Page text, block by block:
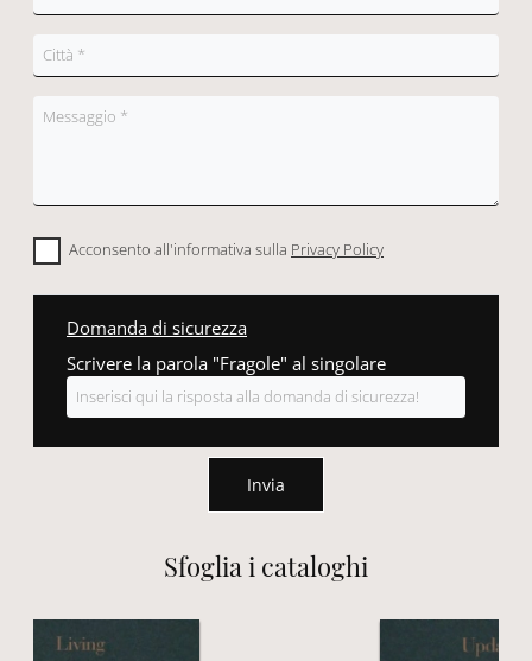
Sfoglia i cataloghi
Acconsento all'informativa sulla Privacy Policy
Domanda di sicurezza
Scrivere la parola "Fragole" al singolare
Invia